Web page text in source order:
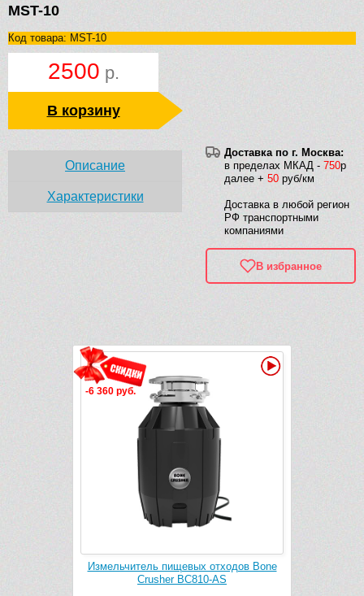
MST-10
Код товара: MST-10
2500 р.
В корзину
Доставка по г. Москва:
в пределах МКАД - 750р
далее + 50 руб/км
Доставка в любой регион
РФ транспортными
компаниями
В избранное
Описание
Характеристики
Видео
-6 360 руб.
Измельчитель пищевых отходов Bone
Crusher BC810-AS